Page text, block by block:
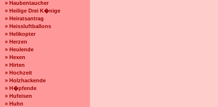
» Haubentaucher
» Heilige Drei K�nige
» Heiratsantrag
» Heissluftballons
» Helikopter
» Herzen
» Heulende
» Hexen
» Hirten
» Hochzeit
» Holzhackende
» H�pfende
» Hufeisen
» Huhn